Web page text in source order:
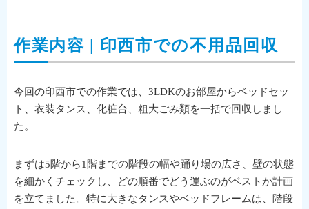
作業内容 | 印西市での不用品回収
今回の印西市での作業では、3LDKのお部屋からベッドセッ
ト、衣装タンス、化粧台、粗大ごみ類を一括で回収しまし
た。
まずは5階から1階までの階段の幅や踊り場の広さ、壁の状態
を細かくチェックし、どの順番でどう運ぶのがベストか計画
を立てました。特に大きなタンスやベッドフレームは、階段